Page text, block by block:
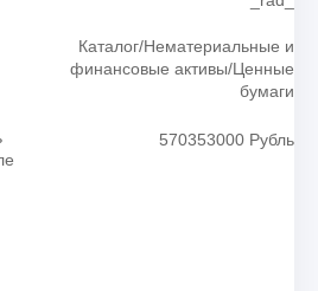
Каталог/Нематериальные и
финансовые активы/Ценные
бумаги
570353000 Рубль